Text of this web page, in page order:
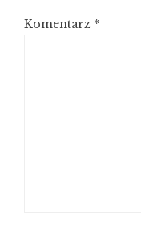
Komentarz *